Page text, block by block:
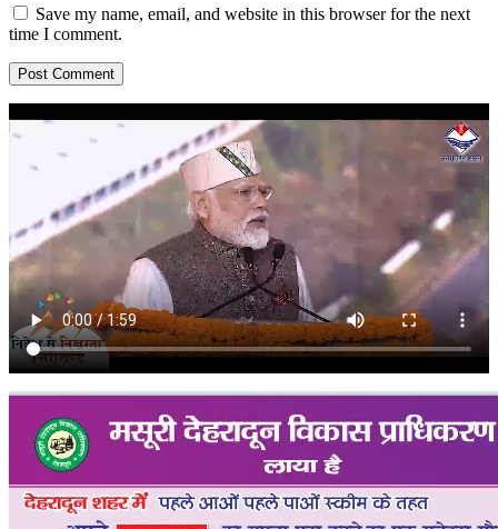
Save my name, email, and website in this browser for the next
time I comment.